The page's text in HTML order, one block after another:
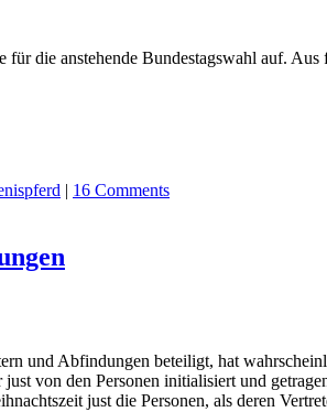
die anstehende Bundestagswahl auf.
16 Comments
und Abfindungen beteiligt, hat
von den Personen initialisiert und
just die Personen, als deren